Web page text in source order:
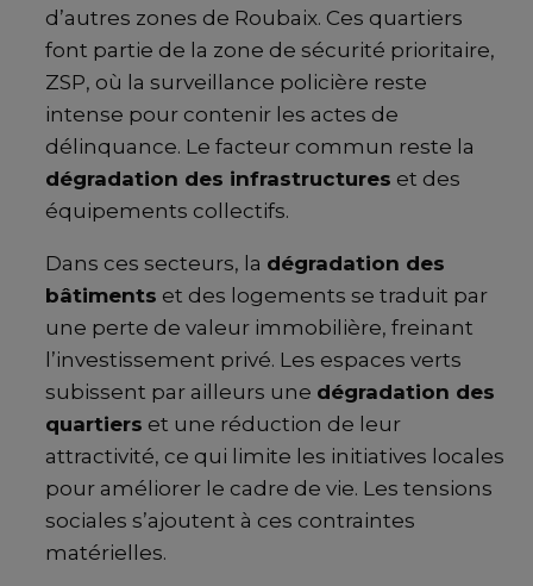
d’autres zones de Roubaix. Ces quartiers
font partie de la zone de sécurité prioritaire,
ZSP, où la surveillance policière reste
intense pour contenir les actes de
délinquance. Le facteur commun reste la
dégradation des infrastructures et des
équipements collectifs.
Dans ces secteurs, la dégradation des
bâtiments et des logements se traduit par
une perte de valeur immobilière, freinant
l’investissement privé. Les espaces verts
subissent par ailleurs une dégradation des
quartiers et une réduction de leur
attractivité, ce qui limite les initiatives locales
pour améliorer le cadre de vie. Les tensions
sociales s’ajoutent à ces contraintes
matérielles.